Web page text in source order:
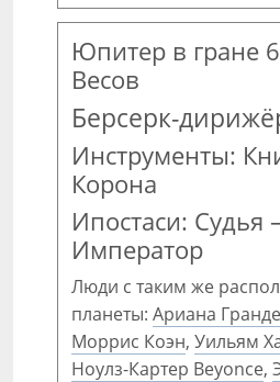
Юпитер в гране
Весов
Берсерк-
Инструменты:
Корона
Ипостаси: Судья
Император
Люди с таким же
планеты: Ариана Гранде
Моррис Коэн, Уильям
Ноулз-Картер Beyonce,